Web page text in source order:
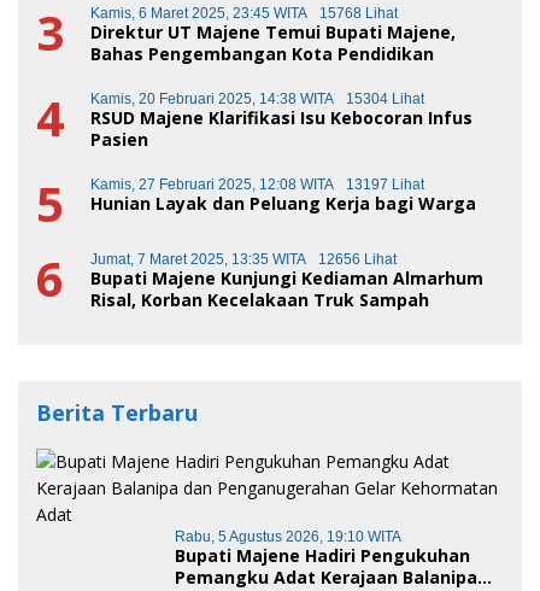
3 Kamis, 6 Maret 2025, 23:45 WITA 15768 Lihat
Direktur UT Majene Temui Bupati Majene,
Bahas Pengembangan Kota Pendidikan
4 Kamis, 20 Februari 2025, 14:38 WITA 15304 Lihat
RSUD Majene Klarifikasi Isu Kebocoran Infus
Pasien
5 Kamis, 27 Februari 2025, 12:08 WITA 13197 Lihat
Hunian Layak dan Peluang Kerja bagi Warga
6 Jumat, 7 Maret 2025, 13:35 WITA 12656 Lihat
Bupati Majene Kunjungi Kediaman Almarhum
Risal, Korban Kecelakaan Truk Sampah
Berita Terbaru
Rabu, 5 Agustus 2026, 19:10 WITA
Bupati Majene Hadiri Pengukuhan
Pemangku Adat Kerajaan Balanipa